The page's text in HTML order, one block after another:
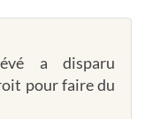
a disparu
pour faire du